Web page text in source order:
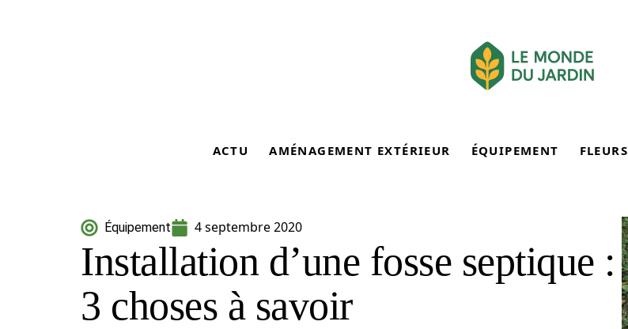
ACTU AMÉNAGEMENT EXTÉRIEUR ÉQUIPEMENT FLEURS
Équipement 4 septembre 2020
Installation d’une fosse septique :
3 choses à savoir